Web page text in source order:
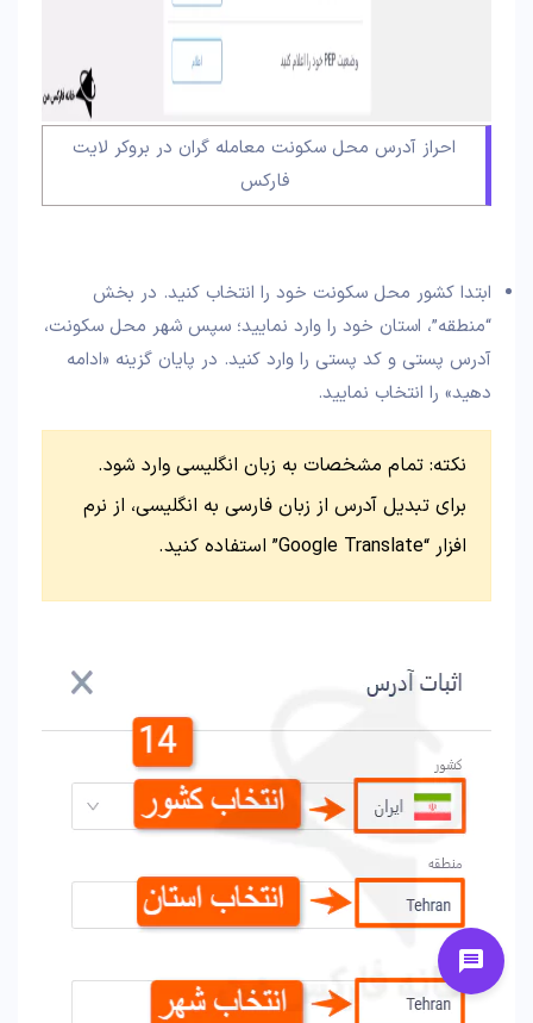
احراز آدرس محل سکونت معامله گران در بروکر لایت
فارکس
ابتدا کشور محل سکونت خود را انتخاب کنید. در بخش
“منطقه”، استان خود را وارد نمایید؛ سپس شهر محل سکونت،
آدرس پستی و کد پستی را وارد کنید. در پایان گزینه «ادامه
دهید» را انتخاب نمایید.
نکته: تمام مشخصات به زبان انگلیسی وارد شود.
برای تبدیل آدرس از زبان فارسی به انگلیسی، از نرم
افزار “Google Translate” استفاده کنید.